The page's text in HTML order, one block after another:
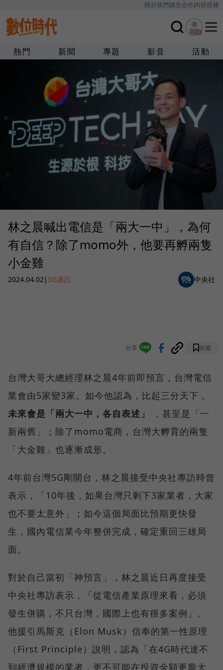
關於我們廣告合作內容授權
熱門 新聞 專題 影音 活動
林之晨喊出電信是「兩大一中」，為何
有自信？除了momo外，他要再孵兩隻
小金雞
2024.04.02| 5G通訊 中央社
分享 收藏
台灣大哥大總經理林之晨4年前即預言，台灣電信
業會由5家變3家。如今他認為，比起三分天下，
未來會是「兩大一中，各自表述」
，甚至是「一
新兩舊」；除了momo電商，台灣大孵育的兩隻
「大金雞」也逐漸成形。
4年前台灣5G剛開台，林之晨接受中央社專訪時曾
表示，「10年後，如果台灣只剩下3家業者，大家
也不要太意外」；如今這個局面比預期更快發
生，國內電信業今年整併完成，確定重回三雄局
面。
對於自己當初「神預言」，林之晨近日再度接受
中央社專訪表示，「從電信產業原理來看，必須
發生併購，不只台灣，國際上也有很多案例」。
他援引馬斯克（Elon Musk）信奉的第一性原理
（First Principle）說明，認為「在4G時代達不
到經濟規模的業者，更不可能在投資金額更龐大